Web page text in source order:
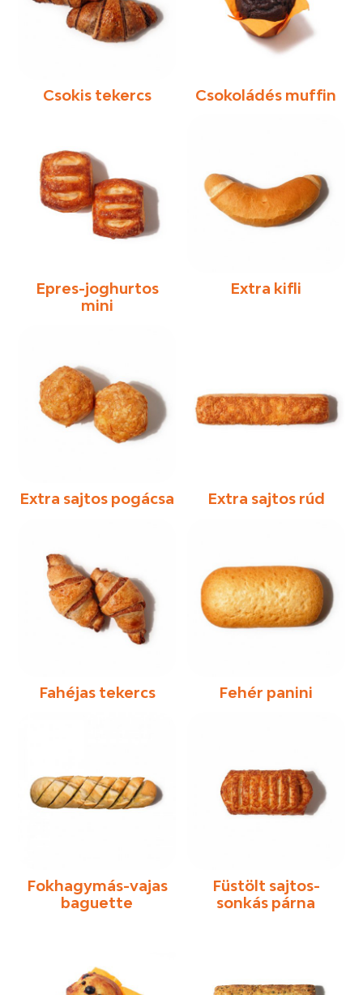
Csokis tekercs Csokoládés muffin
Epres-joghurtos
mini
Extra kifli
Extra sajtos pogácsa Extra sajtos rúd
Fahéjas tekercs Fehér panini
Fokhagymás-vajas
baguette
Füstölt sajtos-
sonkás párna